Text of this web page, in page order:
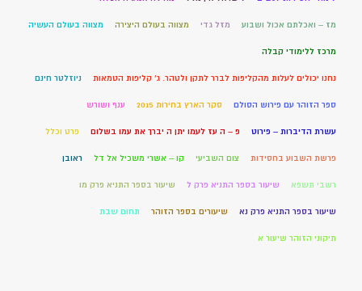
מז – ואכלתם אכול ושבוע מזל גדי מצווה בעולם היצירה מצווה בעולם העשיה
מרכז ללימודי קבלה
נחנו יכולים לעלות מהקליפות לברר לתקן ולטהר. ג' קליפות הטמאות ניוזלטר חינם
ספר הזוהר עם פירוש הסולם סקר הארץ בחירות 2015 ענף ושורש
עשרת הדיברות – פירוט פ – ה עז לעמו יתן ה יברך את עמו בשלום פרט וכלל
פרשת השבוע בחסידות צום השביעי קו – אשרי משכיל אל דל ראובן
רשבי תשפא שיעור בספר התניא פרק ל שיעור בספר התניא פרק מו
שיעור בספר התניא פרק נא שיעורים בספר הזוהר תחום שבת
תיקוני הזוהר שיעור א